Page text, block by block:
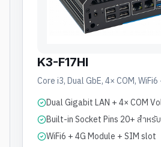
K3-F17HI
Core i3, Dual GbE, 4× COM,
Dual Gigabit LAN + 4× COM
Built-in Socket Pins 20+ สำหรั
WiFi6 + 4G Module + SIM slot